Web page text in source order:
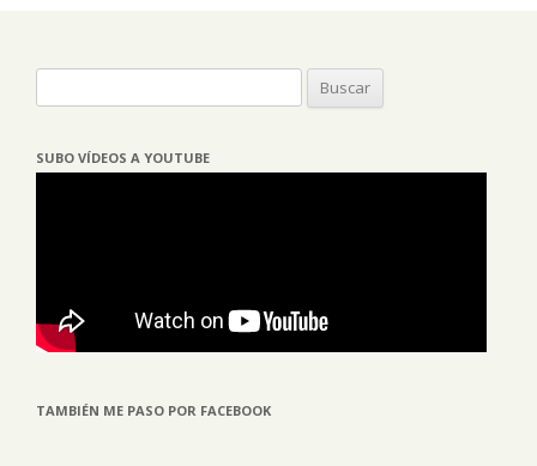
SUBO VÍDEOS A YOUTUBE
TAMBIÉN ME PASO POR FACEBOOK